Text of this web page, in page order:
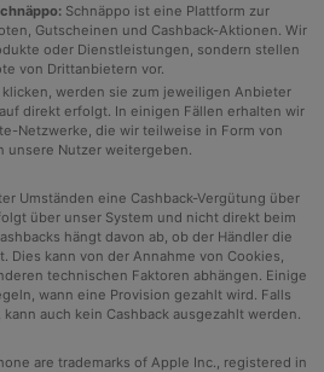
Schnäppo ist eine Plattform zur
Gutscheinen und Cashback-Aktionen. Wir
oder Dienstleistungen, sondern stellen
von Drittanbietern vor.
werden sie zum jeweiligen Anbieter
direkt erfolgt. In einigen Fällen erhalten wir
Netzwerke, die wir teilweise in Form von
unsere Nutzer weitergeben.
Umständen eine Cashback-Vergütung über
über unser System und nicht direkt beim
hängt davon ab, ob der Händler die
Dies kann von der Annahme von Cookies,
technischen Faktoren abhängen. Einige
wann eine Provision gezahlt wird. Falls
auch kein Cashback ausgezahlt werden.
are trademarks of Apple Inc., registered in